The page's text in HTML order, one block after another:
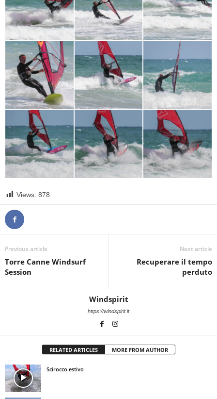
Views: 878
Previous article
Torre Canne Windsurf
Session
Next article
Recuperare il tempo
perduto
Windspirit
https://windspirit.it
RELATED ARTICLES MORE FROM AUTHOR
Scirocco estivo